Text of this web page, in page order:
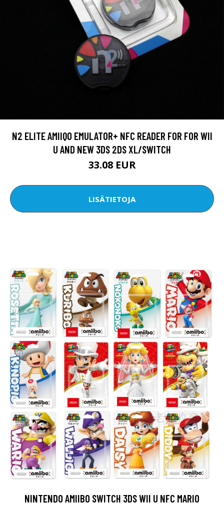
N2 ELITE AMIIQO EMULATOR+ NFC READER FOR FOR WII
U AND NEW 3DS 2DS XL/SWITCH
33.08 EUR
LISÄTIETOJA
NINTENDO AMIIBO SWITCH 3DS WII U NFC MARIO